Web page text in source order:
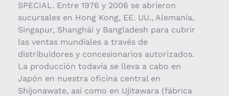
SPECIAL. Entre 1976 y 2006 se abrieron
sucursales en Hong Kong, EE. UU., Alemania,
Singapur, Shanghái y Bangladesh para cubrir
las ventas mundiales a través de
distribuidores y concesionarios autorizados.
La producción todavía se lleva a cabo en
Japón en nuestra oficina central en
Shijonawate, así como en Ujitawara (fábrica